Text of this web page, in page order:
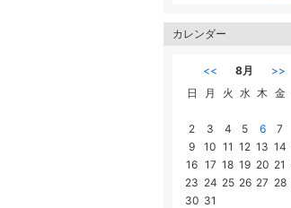
カレンダー
<< 8月
>>
日
月 火 水 木 金
2
3 4 5 6 7
9
10 11 12 13 14
16 17 18 19 20 21
23 24 25 26 27 28
30 31